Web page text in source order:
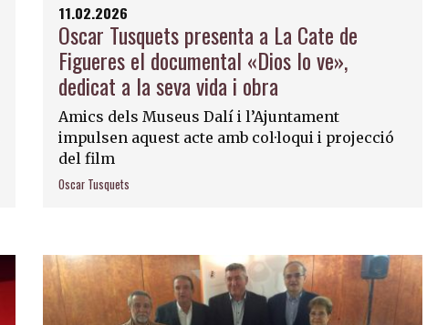
11.02.2026
Oscar Tusquets presenta a La Cate de
Figueres el documental «Dios lo ve»,
dedicat a la seva vida i obra
Amics dels Museus Dalí i l’Ajuntament
impulsen aquest acte amb col·loqui i projecció
del film
Oscar Tusquets